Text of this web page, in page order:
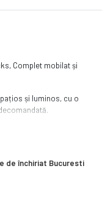
de închiriat Bucuresti
Complet mobilat și
și luminos, cu o
lifturi.
Dispune de